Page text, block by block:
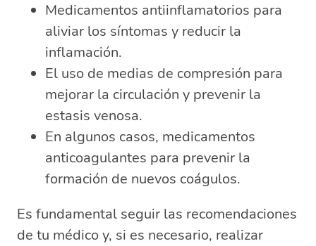
Medicamentos antiinflamatorios para
aliviar los síntomas y reducir la
inflamación.
El uso de medias de compresión para
mejorar la circulación y prevenir la
estasis venosa.
En algunos casos, medicamentos
anticoagulantes para prevenir la
formación de nuevos coágulos.
Es fundamental seguir las recomendaciones
de tu médico y, si es necesario, realizar